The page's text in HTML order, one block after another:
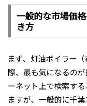
一般的な市場価
き方
まず、灯油ボイラー
際、最も気になるの
ーネット上で検索す
ますが、一般的に千